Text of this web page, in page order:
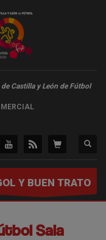
Castilla y León de Fútbol
Y BUEN TRATO
Sala